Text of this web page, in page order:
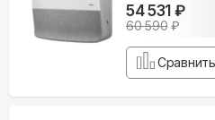
54 531 ₽
60 590₽
Сравнить